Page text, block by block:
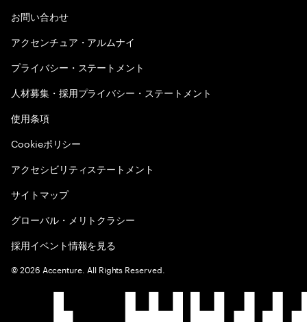
お問い合わせ
アクセンチュア・アルムナイ
プライバシー・ステートメント
人材募集・採用プライバシー・ステートメント
使用条項
Cookieポリシー
アクセシビリティステートメント
サイトマップ
グローバル・メリトクラシー
採用イベント情報を見る
©2026 Accenture. All Rights Reserved.